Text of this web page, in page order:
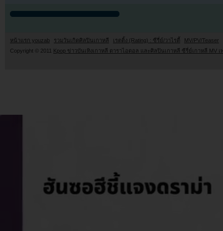
หน้าแรก youzab รวมวันเกิดศิลปินเกาหลี เรตติ้ง (Rating) : ซีรี่ย์/วาไรตี้
MV/PV/Teaser
Copyright © 2011 Kpop ข่าวบันเทิงเกาหลี ดาราไอดอล และศิลปินเกาหลี ซีรี่ย์เกาหลี MV